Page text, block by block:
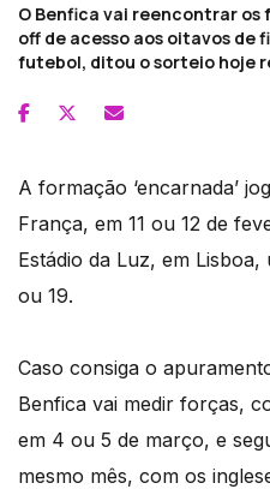
O Benfica vai reencontrar os
off de acesso aos oitavos de
futebol, ditou o sorteio hoje
A formação ‘encarnada’
França, em 11 ou 12 de
Estádio da Luz, em Lisboa,
ou 19.
Caso consiga o
Benfica vai medir forças,
em 4 ou 5 de março, e
mesmo mês, com os